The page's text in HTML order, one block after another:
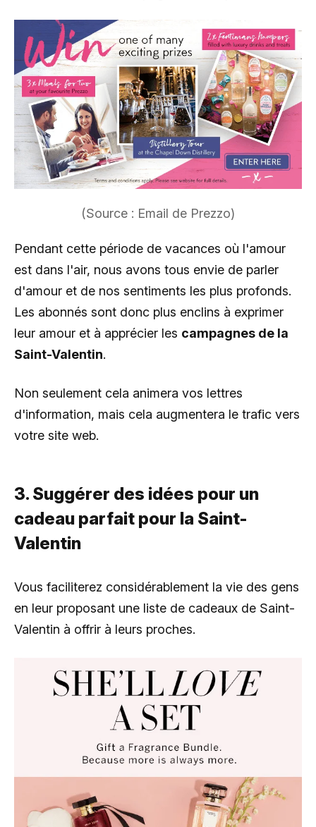
(Source : Email de Prezzo)
Pendant cette période de vacances où l'amour
est dans l'air, nous avons tous envie de parler
d'amour et de nos sentiments les plus profonds.
Les abonnés sont donc plus enclins à exprimer
leur amour et à apprécier les campagnes de la
Saint-Valentin.
Non seulement cela animera vos lettres
d'information, mais cela augmentera le trafic vers
votre site web.
3. Suggérer des idées pour un
cadeau parfait pour la Saint-
Valentin
Vous faciliterez considérablement la vie des gens
en leur proposant une liste de cadeaux de Saint-
Valentin à offrir à leurs proches.